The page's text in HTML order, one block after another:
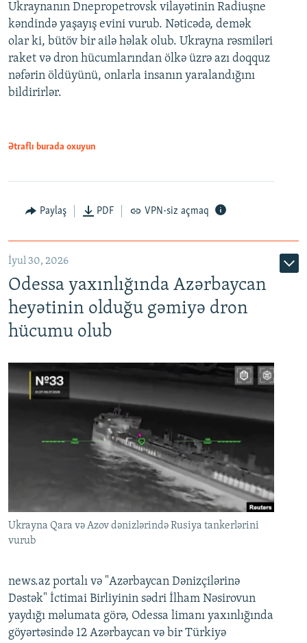
Ukraynanın Dnepropetrovsk vilayətinin Radiuşne
kəndində yaşayış evini vurub. Nəticədə, demək
olar ki, bütöv bir ailə həlak olub. Ukrayna rəsmiləri
raket və dron hücumlarından ölkə üzrə azı doqquz
nəfərin öldüyünü, onlarla insanın yaralandığını
bildirirlər.
Ətraflı burada oxuyun
Paylaş PDF VPN-siz açmaq
İyul 30, 2026
Odessa yaxınlığında Azərbaycan
heyətinin olduğu gəmiyə dron
hücumu olub
Ukrayna Qara və Azov dənizlərində Rusiya tankerlərini
vurub
news.az portalı və "Azərbaycan Dənizçilərinə
Dəstək" İctimai Birliyinin sədri İlham Nəsirovun
yaydığı məlumata görə, Odessa limanı yaxınlığında
göyərtəsində 12 Azərbaycan və bir Türkiyə